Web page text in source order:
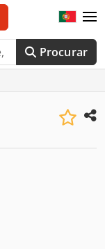
Procurar